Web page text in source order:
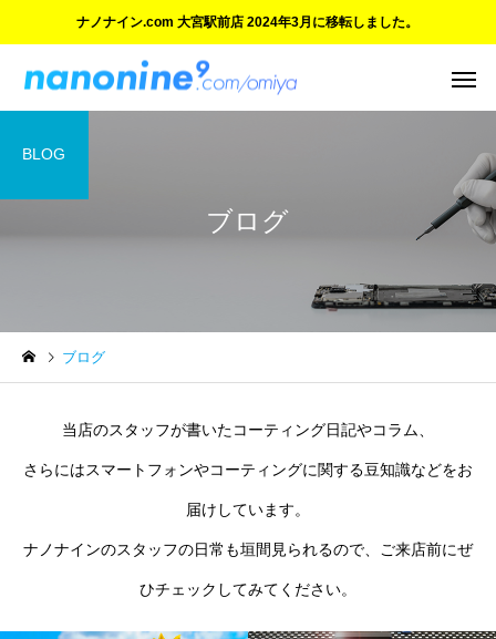
ナノナイン.com 大宮駅前店 2024年3月に移転しました。
ご愛顧に感謝 大宮マルイ店
ついにオープン！『ナ
ブログ
BLOG
ブログ
当店のスタッフが書いたコーティング日記やコラム、
さらにはスマートフォンやコーティングに関する豆知識などをお
届けしています。
ナノナインのスタッフの日常も垣間見られるので、ご来店前にぜ
ひチェックしてみてください。